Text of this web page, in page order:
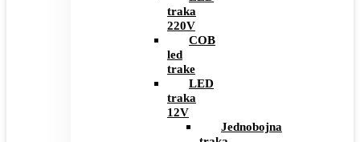
traka
220V
COB
led
trake
LED
traka
12V
Jednobojna